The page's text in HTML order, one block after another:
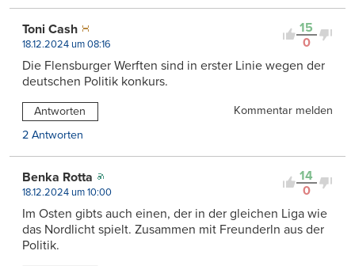
15
0
Toni Cash
18.12.2024 um 08:16
Die Flensburger Werften sind in erster Linie wegen der
deutschen Politik konkurs.
Antworten
Kommentar melden
2 Antworten
14
0
Benka Rotta
18.12.2024 um 10:00
Im Osten gibts auch einen, der in der gleichen Liga wie
das Nordlicht spielt. Zusammen mit Freunderln aus der
Politik.